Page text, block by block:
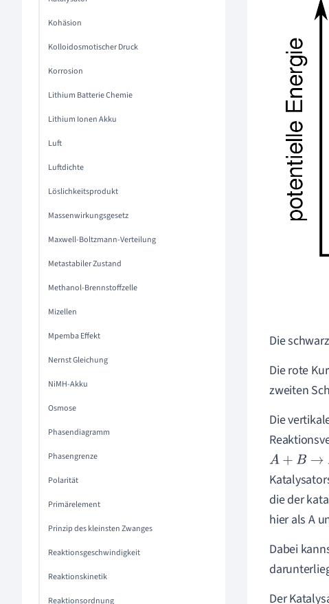
Kohäsion
Kolloidosmotischer Druck
Korrosion
Lithium Batterie Chemie
Lithium Ionen Akku
Luft
Luftdichte
Löslichkeitsprodukt
Massenwirkungsgesetz
Maxwell-Boltzmann-Verteilung
Metastabiler Zustand
Methanol-Brennstoffzelle
Mizellen
Mpemba Effekt
Nernst Gleichung
NiMH-Akku
Osmose
Phasendiagramm
Phasengrenze
Polarität
Primärelement
Prinzip des kleinsten Zwanges
Reaktionsgeschwindigkeit
Reaktionskinetik
Reaktionsordnung
Die
Die rote
zweiten
Die
A+ B→AB
die der
hier als A
Dabei
Der